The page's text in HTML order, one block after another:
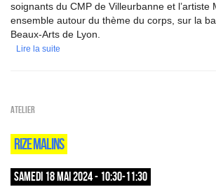
soignants du CMP de Villeurbanne et
ensemble autour du thème du corps, sur la
Beaux-Arts de Lyon.
Lire la suite
Atelier
RIZE MALINS
SAMEDI 18 MAI 2024 - 10:30-11:30